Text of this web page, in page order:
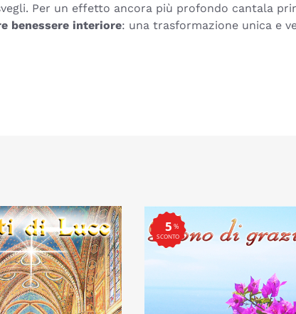
Per un effetto ancora più profondo cantala
benessere interiore: una trasformazione unica e
%
SCONTO
5